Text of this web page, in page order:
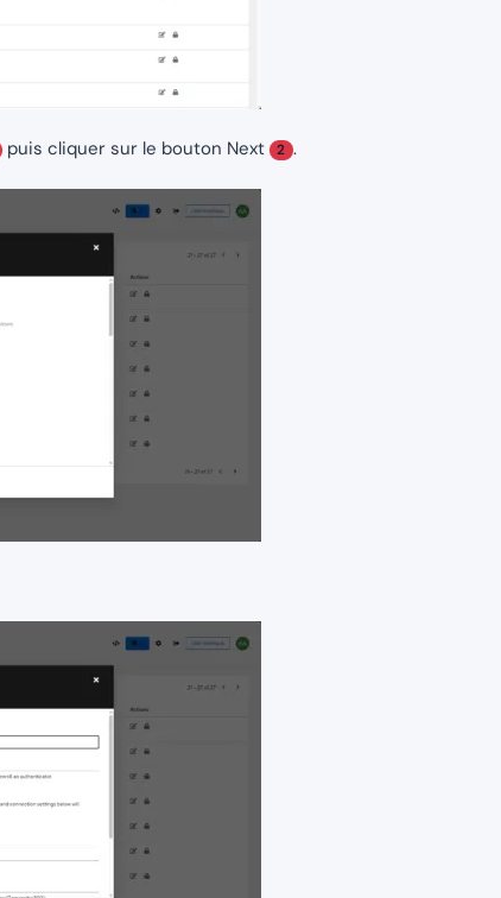
puis cliquer sur le bouton Next 2 .